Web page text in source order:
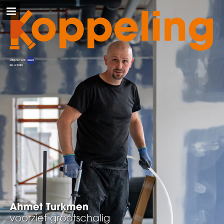
wasco.nl
Pagina overzicht
Download PDF
Zoeken
Privacybeleid bekijken
Publicatie rapporteren